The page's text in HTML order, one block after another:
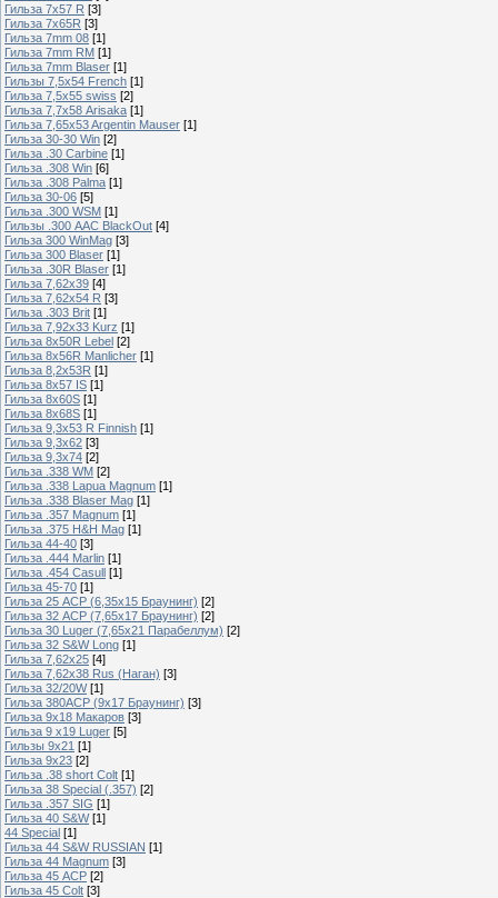
Гильза 7х57 R [3]
Гильза 7х65R [3]
Гильза 7mm 08 [1]
Гильза 7mm RM [1]
Гильза 7mm Blaser [1]
Гильзы 7,5x54 French [1]
Гильза 7,5x55 swiss [2]
Гильза 7,7х58 Arisaka [1]
Гильза 7,65x53 Argentin Mauser [1]
Гильза 30-30 Win [2]
Гильза .30 Carbine [1]
Гильза .308 Win [6]
Гильза .308 Palma [1]
Гильза 30-06 [5]
Гильза .300 WSM [1]
Гильзы .300 AAC BlackOut [4]
Гильза 300 WinMag [3]
Гильза 300 Blaser [1]
Гильза .30R Blaser [1]
Гильза 7,62х39 [4]
Гильза 7,62х54 R [3]
Гильза .303 Brit [1]
Гильза 7,92х33 Kurz [1]
Гильза 8x50R Lebel [2]
Гильза 8x56R Manlicher [1]
Гильза 8,2х53R [1]
Гильза 8х57 IS [1]
Гильза 8x60S [1]
Гильза 8х68S [1]
Гильза 9,3х53 R Finnish [1]
Гильза 9,3х62 [3]
Гильза 9,3х74 [2]
Гильза .338 WM [2]
Гильза .338 Lapua Magnum [1]
Гильза .338 Blaser Mag [1]
Гильза .357 Magnum [1]
Гильза .375 H&H Mag [1]
Гильза 44-40 [3]
Гильза .444 Marlin [1]
Гильза .454 Casull [1]
Гильза 45-70 [1]
Гильза 25 ACP (6,35х15 Браунинг) [2]
Гильза 32 ACP (7,65х17 Браунинг) [2]
Гильза 30 Luger (7,65х21 Парабеллум) [2]
Гильза 32 S&W Long [1]
Гильза 7,62х25 [4]
Гильза 7,62х38 Rus (Наган) [3]
Гильза 32/20W [1]
Гильза 380ACP (9х17 Браунинг) [3]
Гильза 9х18 Макаров [3]
Гильза 9 х19 Luger [5]
Гильзы 9х21 [1]
Гильза 9х23 [2]
Гильза .38 short Colt [1]
Гильза 38 Special (.357) [2]
Гильза .357 SIG [1]
Гильза 40 S&W [1]
44 Special [1]
Гильза 44 S&W RUSSIAN [1]
Гильза 44 Magnum [3]
Гильза 45 ACP [2]
Гильза 45 Colt [3]